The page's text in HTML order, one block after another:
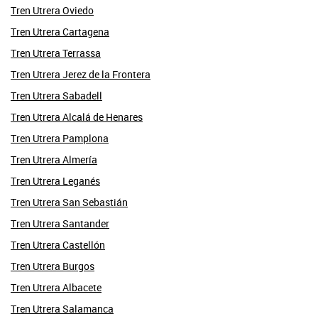
Tren Utrera Oviedo
Tren Utrera Cartagena
Tren Utrera Terrassa
Tren Utrera Jerez de la Frontera
Tren Utrera Sabadell
Tren Utrera Alcalá de Henares
Tren Utrera Pamplona
Tren Utrera Almería
Tren Utrera Leganés
Tren Utrera San Sebastián
Tren Utrera Santander
Tren Utrera Castellón
Tren Utrera Burgos
Tren Utrera Albacete
Tren Utrera Salamanca